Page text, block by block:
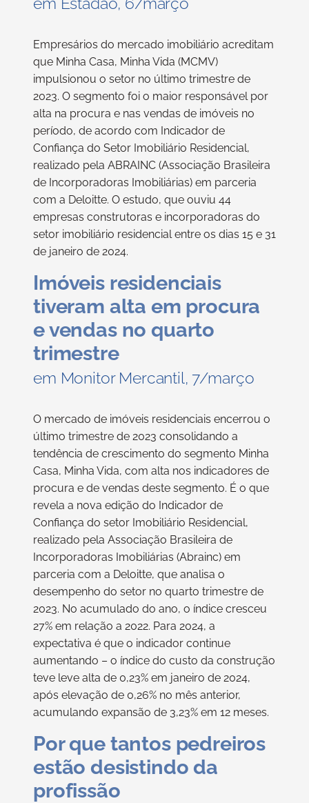
Empresários do mercado imobiliário acreditam
que Minha Casa, Minha Vida (MCMV)
impulsionou o setor no último trimestre de
2023. O segmento foi o maior responsável por
alta na procura e nas vendas de imóveis no
período, de acordo com Indicador de
Confiança do Setor Imobiliário Residencial,
realizado pela ABRAINC (Associação Brasileira
de Incorporadoras Imobiliárias) em parceria
com a Deloitte. O estudo, que ouviu 44
empresas construtoras e incorporadoras do
setor imobiliário residencial entre os dias 15 e 31
de janeiro de 2024.
Imóveis residenciais
tiveram alta em procura
e vendas no quarto
trimestre
em Monitor Mercantil, 7/março
O mercado de imóveis residenciais encerrou o
último trimestre de 2023 consolidando a
tendência de crescimento do segmento Minha
Casa, Minha Vida, com alta nos indicadores de
procura e de vendas deste segmento. É o que
revela a nova edição do Indicador de
Confiança do setor Imobiliário Residencial,
realizado pela Associação Brasileira de
Incorporadoras Imobiliárias (Abrainc) em
parceria com a Deloitte, que analisa o
desempenho do setor no quarto trimestre de
2023. No acumulado do ano, o índice cresceu
27% em relação a 2022. Para 2024, a
expectativa é que o indicador continue
aumentando – o índice do custo da construção
teve leve alta de 0,23% em janeiro de 2024,
após elevação de 0,26% no mês anterior,
acumulando expansão de 3,23% em 12 meses.
Por que tantos pedreiros
estão desistindo da
profissão